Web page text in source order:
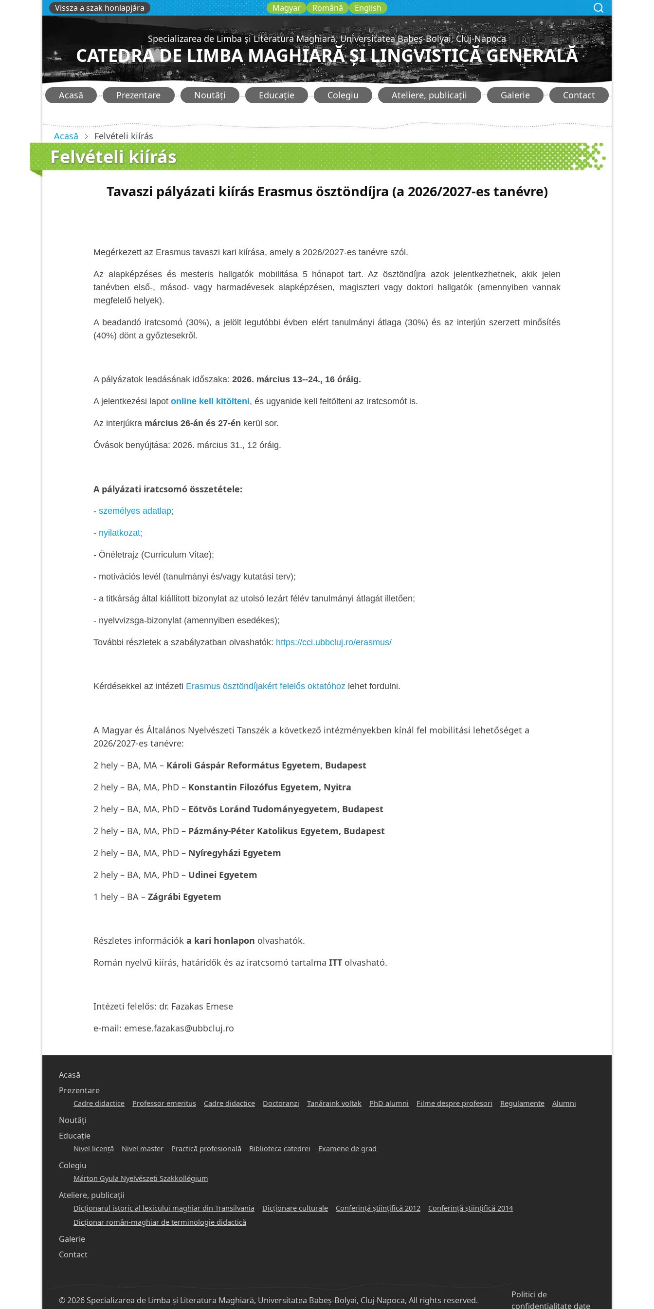
Magyar Română English
Vissza a szak honlapjára
Specializarea de Limba și Literatura Maghiară, Universitatea Babeș-Bolyai, Cluj-Napoca
CATEDRA DE LIMBA MAGHIARĂ ȘI LINGVISTICĂ GENERALĂ
Főmenü
hunlang
Acasă Prezentare Noutăți Educație Colegiu Ateliere, publicații Galerie Contact
Acasă Felvételi kiírás
Felvételi kiírás
Tavaszi pályázati kiírás Erasmus ösztöndíjra (a 2026/2027-es tanévre)
Megérkezett az Erasmus tavaszi kari kiírása, amely a 2026/2027-es tanévre szól.
Az alapképzéses és mesteris hallgatók mobilitása 5 hónapot tart. Az ösztöndíjra azok jelentkezhetnek, akik jelen
tanévben első-, másod- vagy harmadévesek alapképzésen, magiszteri vagy doktori hallgatók (amennyiben vannak
megfelelő helyek).
A beadandó iratcsomó (30%), a jelölt legutóbbi évben elért tanulmányi átlaga (30%) és az interjún szerzett minősítés
(40%) dönt a győztesekről.
A pályázatok leadásának időszaka: 2026. március 13--24., 16 óráig.
A jelentkezési lapot online kell kitölteni, és ugyanide kell feltölteni az iratcsomót is.
Az interjúkra március 26-án és 27-én kerül sor.
Óvások benyújtása: 2026. március 31., 12 óráig.
A pályázati iratcsomó összetétele:
- személyes adatlap;
- nyilatkozat;
- Önéletrajz (Curriculum Vitae);
- motivációs levél (tanulmányi és/vagy kutatási terv);
- a titkárság által kiállított bizonylat az utolsó lezárt félév tanulmányi átlagát illetően;
- nyelvvizsga-bizonylat (amennyiben esedékes);
További részletek a szabályzatban olvashatók: https://cci.ubbcluj.ro/erasmus/
Kérdésekkel az intézeti Erasmus ösztöndíjakért felelős oktatóhoz lehet fordulni.
A Magyar és Általános Nyelvészeti Tanszék a következő intézményekben kínál fel mobilitási lehetőséget a
2026/2027-es tanévre:
2 hely – BA, MA – Károli Gáspár Református Egyetem, Budapest
2 hely – BA, MA, PhD – Konstantin Filozófus Egyetem, Nyitra
2 hely – BA, MA, PhD – Eötvös Loránd Tudományegyetem, Budapest
2 hely – BA, MA, PhD – Pázmány Péter Katolikus Egyetem, Budapest
2 hely – BA, MA, PhD – Nyíregyházi Egyetem
2 hely – BA, MA, PhD – Udinei Egyetem
1 hely – BA – Zágrábi Egyetem
Részletes információk a kari honlapon olvashatók.
Román nyelvű kiírás, határidők és az iratcsomó tartalma ITT olvasható.
Intézeti felelős: dr. Fazakas Emese
e-mail: emese.fazakas@ubbcluj.ro
Main
navigation
hunlang
Acasă
Prezentare
Cadre didactice Professor emeritus Cadre didactice Doctoranzi Tanáraink voltak PhD alumni Filme despre profesori Regulamente Alumni
Noutăți
Educație
Nivel licență Nivel master Practică profesională Biblioteca catedrei Examene de grad
Colegiu
Márton Gyula Nyelvészeti Szakkollégium
Ateliere, publicații
Dicţionarul istoric al lexicului maghiar din Transilvania Dicţionare culturale Conferinţă ştiinţifică 2012
Conferinţă ştiinţifică 2014
Dicţionar român-maghiar de terminologie didactică
Galerie
Contact
© 2026 Specializarea de Limba și Literatura Maghiară, Universitatea Babeș-Bolyai, Cluj-Napoca, All rights reserved. Footer
Politici de
confidențialitate date